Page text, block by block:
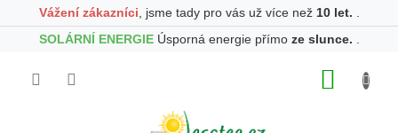
Vážení zákazníci , jsme tady pro vás už více než 10 let.
SOLÁRNÍ ENERGIEÚsporná energie přímo ze slunce.